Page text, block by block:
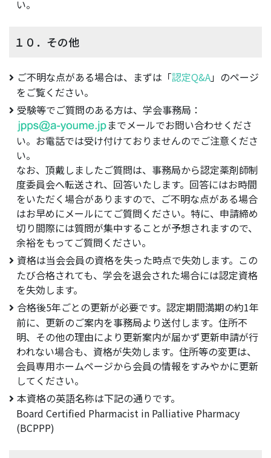
い。
１０．その他
ご不明な点がある場合は、まずは「認定Q&A」のページ
をご覧ください。
受験等でご質問のある方は、学会事務局：
までメールでお問い合わせくださ
い。お電話では受け付けておりませんのでご注意くださ
い。
なお、頂戴しましたご質問は、事務局から認定薬剤師制
度委員会へ転送され、回答いたします。回答にはお時間
をいただく場合がありますので、ご不明な点がある場合
はお早めにメールにてご質問ください。特に、申請締め
切り間際には質問が集中することが予想されますので、
余裕をもってご質問ください。
資格は当会会員の資格を失った時点で失効します。この
たび合格されても、学会を退会された場合には認定資格
を失効します。
合格後5年ごとの更新が必要です。認定期間満期の約1年
前に、更新のご案内を事務局より送付します。住所不
明、その他の理由により更新案内が届かず更新申請が行
われない場合も、資格が失効します。住所等の変更は、
会員専用ホームページから会員の情報をすみやかに更新
してください。
本資格の英語名称は下記の通りです。
Board Certified Pharmacist in Palliative Pharmacy
(BCPPP)